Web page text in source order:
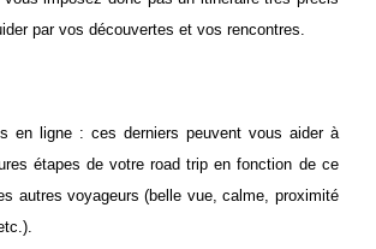
par vos découvertes et vos rencontres.
en ligne : ces derniers peuvent vous aider à
étapes de votre road trip en fonction de ce
autres voyageurs (belle vue, calme, proximité